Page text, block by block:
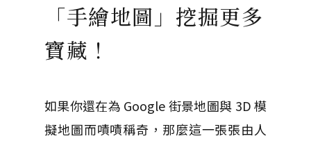
「手繪地圖」挖掘更多
寶藏！
如果你還在為 Google 街景地圖與 3D 模
擬地圖而嘖嘖稱奇，那麼這一張張由人